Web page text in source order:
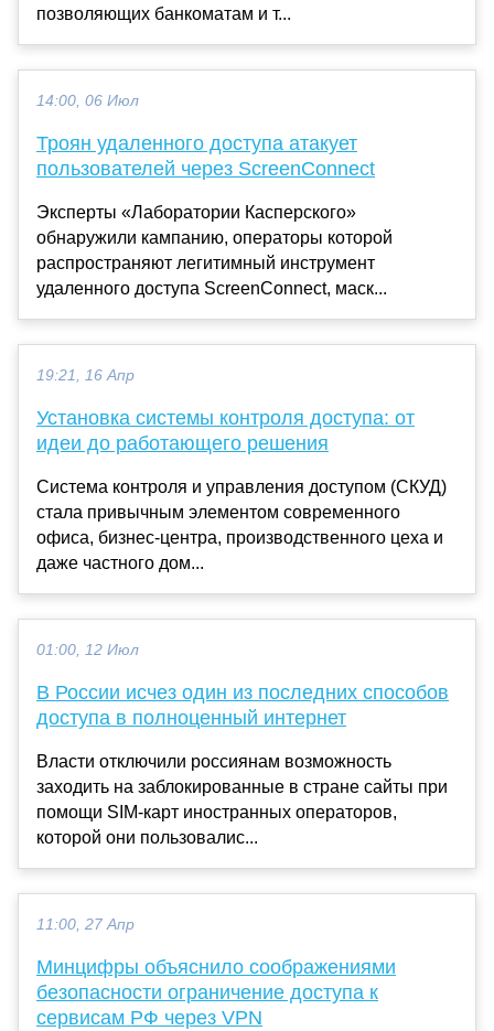
позволяющих банкоматам и т...
14:00, 06 Июл
Троян удаленного доступа атакует
пользователей через ScreenConnect
Эксперты «Лаборатории Касперского»
обнаружили кампанию, операторы которой
распространяют легитимный инструмент
удаленного доступа ScreenConnect, маск...
19:21, 16 Апр
Установка системы контроля доступа: от
идеи до работающего решения
Система контроля и управления доступом (СКУД)
стала привычным элементом современного
офиса, бизнес-центра, производственного цеха и
даже частного дом...
01:00, 12 Июл
В России исчез один из последних способов
доступа в полноценный интернет
Власти отключили россиянам возможность
заходить на заблокированные в стране сайты при
помощи SIM-карт иностранных операторов,
которой они пользовалис...
11:00, 27 Апр
Минцифры объяснило соображениями
безопасности ограничение доступа к
сервисам РФ через VPN